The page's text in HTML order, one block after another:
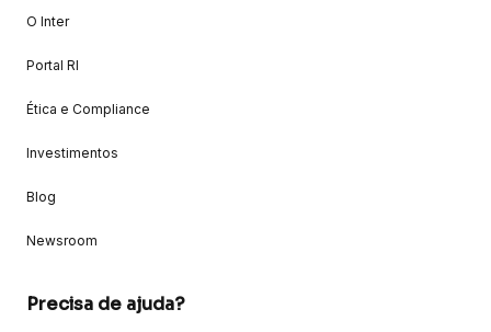
O Inter
Portal RI
Ética e Compliance
Investimentos
Blog
Newsroom
Precisa de ajuda?